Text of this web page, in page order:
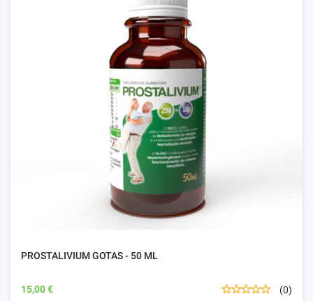
PROSTALIVIUM GOTAS - 50 ML
15,00 € (0)